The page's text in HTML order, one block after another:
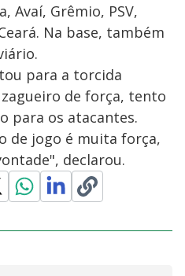
Avaí, Grêmio, PSV,
Na base, também
para a torcida
de força, tento
para os atacantes.
de jogo é muita força,
declarou.